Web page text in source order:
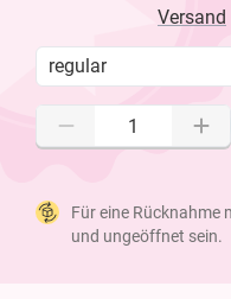
Versand
regular
Für eine Rücknahme
und ungeöffnet sein.